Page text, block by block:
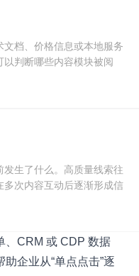
档、价格信息或本地服务
判断哪些内容模块被阅
生了什么。高质量线索往
次内容互动后逐渐形成信
、CRM 或 CDP 数据
企业从“单点点击”逐